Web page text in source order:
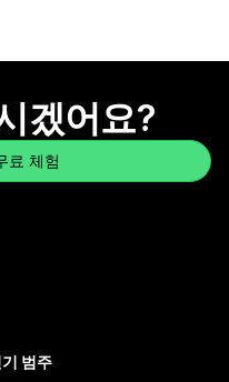
겠어요?
료 체험
범주